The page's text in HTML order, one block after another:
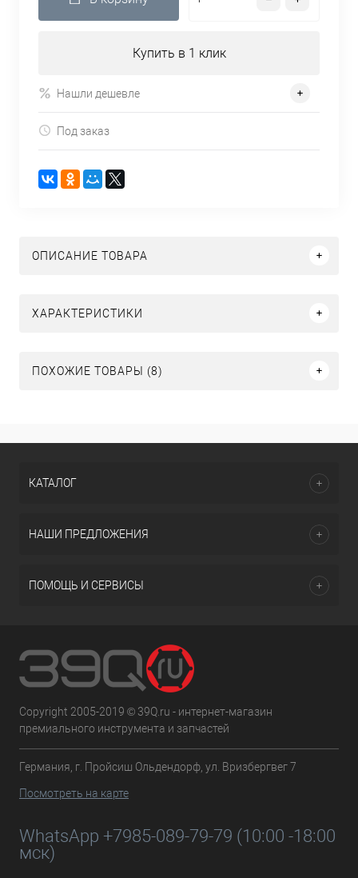
Купить в 1 клик
Нашли дешевле
Под заказ
ОПИСАНИЕ ТОВАРА
ХАРАКТЕРИСТИКИ
ПОХОЖИЕ ТОВАРЫ (8)
КАТАЛОГ
НАШИ ПРЕДЛОЖЕНИЯ
ПОМОЩЬ И СЕРВИСЫ
Copyright 2005-2019 © 39Q.ru - интернет-магазин
премиального инструмента и запчастей
Германия, г. Пройсиш Ольдендорф, ул. Вризбергвег 7
Посмотреть на карте
WhatsApp +7985-089-79-79 (10:00 -18:00
мск)